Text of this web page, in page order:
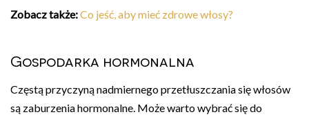
Zobacz także:Co jeść, aby mieć zdrowe włosy?
Gospodarka hormonalna
Częstą przyczyną nadmiernego przetłuszczania się włosów
są zaburzenia hormonalne. Może warto wybrać się do